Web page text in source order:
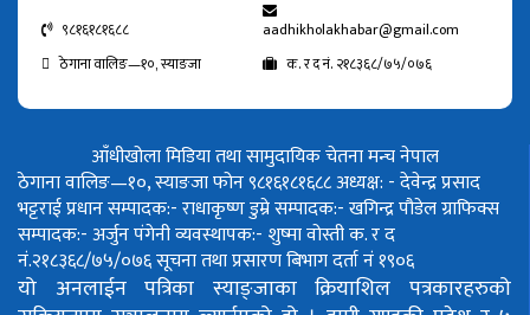
९८१६१८१६८८
aadhikholakhabar@gmail.com
ठेगाना वालिङ—१०, स्याङजा
क. र द नं. २१८३६८/७५/०७६
आँधीखोला मिडिया तथा सामुदायिक चेतना मन्च नेपाल
ठेगाना वालिङ—१०, स्याङजा फोन ९८१६१८१६८८अध्यक्ष: - देवेन्द्र प्रसाद
भट्टराईप्रधान सम्पादक:- राधाकृष्ण डुम्रेसम्पादक:- खगिन्द्र पौडेलग्राफिक्स
सम्पादक:- अर्जुन पंगेनीव्यवस्थापक:- शुष्मा वोस्तीक. र द
नं.२१८३६८/७५/०७६सूचना तथा प्रसारण बिभाग दर्ता नं १९०६
यो अनलाईन पत्रिका स्याङ्जाका क्रियाशिल पत्रकारहरुको